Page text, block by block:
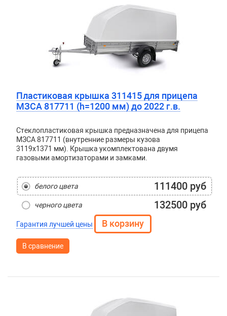
Пластиковая крышка 311415 для прицепа
МЗСА 817711 (h=1200 мм) до 2022 г.в.
Стеклопластиковая крышка предназначена для прицепа
МЗСА 817711 (внутренние размеры кузова
3119x1371 мм). Крышка укомплектована двумя
газовыми амортизаторами и замками.
белого цвета 111400 руб
черного цвета 132500 руб
Гарантия лучшей цены
В сравнение